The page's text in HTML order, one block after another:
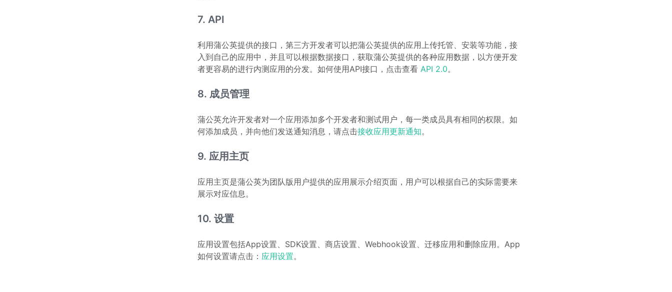
7. API
利用蒲公英提供的接口，第三方开发者可以把蒲公英提供的应用上传托管、安装等功能，接
入到自己的应用中，并且可以根据数据接口，获取蒲公英提供的各种应用数据，以方便开发
者更容易的进行内测应用的分发。如何使用API接口，点击查看 API 2.0。
8. 成员管理
蒲公英允许开发者对一个应用添加多个开发者和测试用户，每一类成员具有相同的权限。如
何添加成员，并向他们发送通知消息，请点击接收应用更新通知。
9. 应用主页
应用主页是蒲公英为团队版用户提供的应用展示介绍页面，用户可以根据自己的实际需要来
展示对应信息。
10. 设置
应用设置包括App设置、SDK设置、商店设置、Webhook设置、迁移应用和删除应用。App
如何设置请点击： 应用设置。